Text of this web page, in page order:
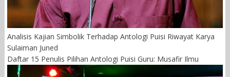
Analisis Kajian Simbolik Terhadap Antologi Puisi Riwayat Karya
Sulaiman Juned
Daftar 15 Penulis Pilihan Antologi Puisi Guru: Musafir Ilmu